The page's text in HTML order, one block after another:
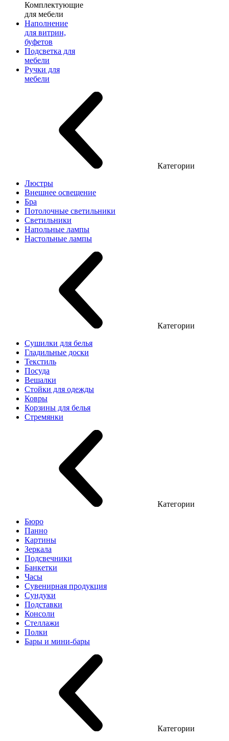
Комплектующие
для мебели
Наполнение
для витрин,
буфетов
Подсветка для
мебели
Ручки для
мебели
Категории
Люстры
Внешнее освещение
Бра
Потолочные светильники
Светильники
Напольные лампы
Настольные лампы
Категории
Сушилки для белья
Гладильные доски
Текстиль
Посуда
Вешалки
Стойки для одежды
Ковры
Корзины для белья
Стремянки
Категории
Бюро
Панно
Картины
Зеркала
Подсвечники
Банкетки
Часы
Сувенирная продукция
Сундуки
Подставки
Консоли
Стеллажи
Полки
Бары и мини-бары
Категории